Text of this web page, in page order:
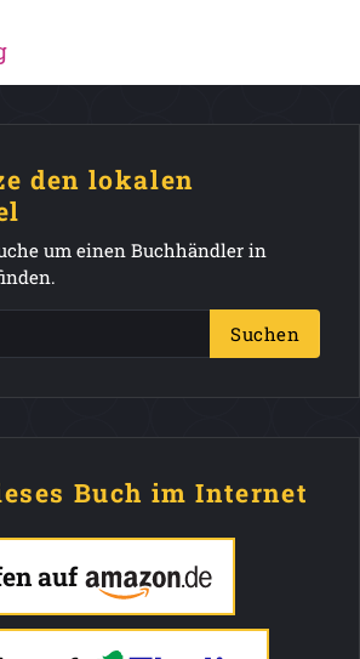
den lokalen
um einen Buchhändler in
Suchen
Buch im Internet
auf